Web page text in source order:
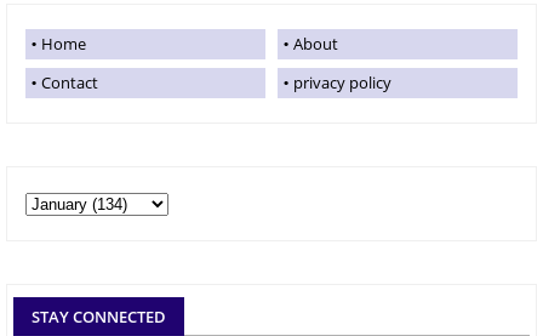
Home
About
Contact
privacy policy
STAY CONNECTED